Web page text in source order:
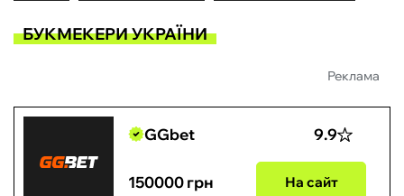
БУКМЕКЕРИ УКРАЇНИ
Реклама
GGbet 9.9
150000 грн На сайт